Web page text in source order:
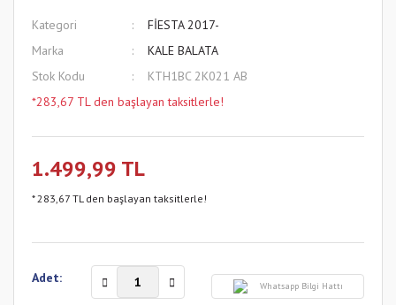
Kategori
FİESTA 2017-
Marka
KALE BALATA
Stok Kodu
KTH1BC 2K021 AB
*283,67 TL den başlayan taksitlerle!
1.499,99 TL
* 283,67 TL den başlayan taksitlerle!
Adet:
Whatsapp Bilgi Hattı